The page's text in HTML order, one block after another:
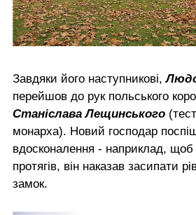
Завдяки його наступникові,
перейшов до рук польського
Станіслава Лещинського
монарха). Новий господар
вдосконалення - наприклад,
протягів, він наказав засипати
замок.